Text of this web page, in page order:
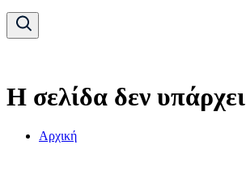
Η σελίδα δεν υπάρχει
Αρχική